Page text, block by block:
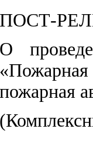
ПОСТ-
О
пожарная